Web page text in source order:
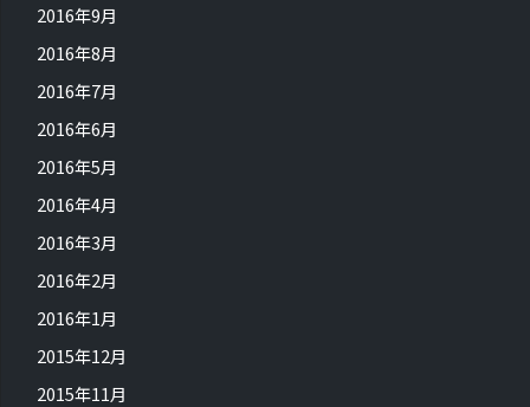
2016年9月
2016年8月
2016年7月
2016年6月
2016年5月
2016年4月
2016年3月
2016年2月
2016年1月
2015年12月
2015年11月